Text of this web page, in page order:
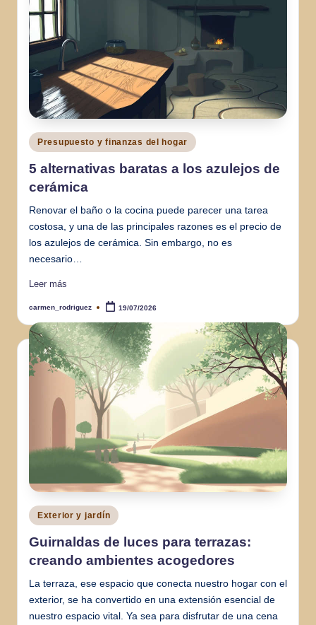
Publicado
en
Presupuesto y finanzas del hogar
5 alternativas baratas a los azulejos de
cerámica
Renovar el baño o la cocina puede parecer una tarea
costosa, y una de las principales razones es el precio de
los azulejos de cerámica. Sin embargo, no es
necesario…
Leer más
Publicado
carmen_rodriguez 19/07/2026
Publicado
en
Exterior y jardín
Guirnaldas de luces para terrazas:
creando ambientes acogedores
La terraza, ese espacio que conecta nuestro hogar con el
exterior, se ha convertido en una extensión esencial de
nuestro espacio vital. Ya sea para disfrutar de una cena